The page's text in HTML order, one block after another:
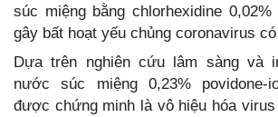
súc miệng bằng chlorhexidine
gây bất hoạt yếu chủng coronavirus
Dựa trên nghiên cứu lâm sàng và
nước súc miệng 0,23% povidone-
được chứng minh là vô hiệu hóa virus